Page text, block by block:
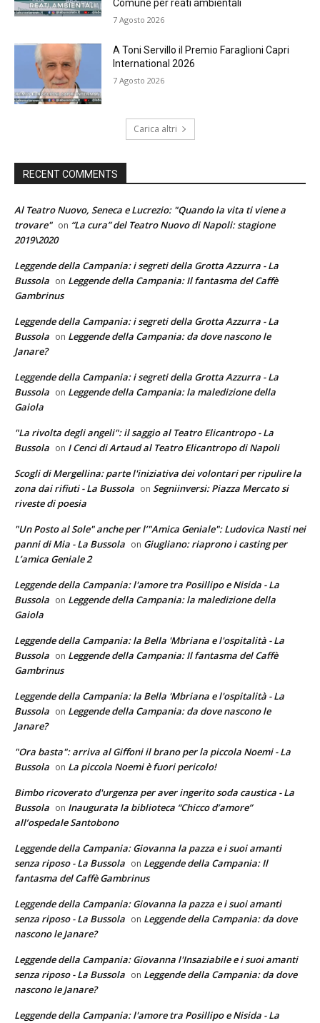
Comune per reati ambientali
7 Agosto 2026
A Toni Servillo il Premio Faraglioni Capri
International 2026
7 Agosto 2026
Carica altri
RECENT COMMENTS
Al Teatro Nuovo, Seneca e Lucrezio: "Quando la vita ti viene a
trovare" on “La cura” del Teatro Nuovo di Napoli: stagione
2019\2020
Leggende della Campania: i segreti della Grotta Azzurra - La
Bussola on Leggende della Campania: Il fantasma del Caffè
Gambrinus
Leggende della Campania: i segreti della Grotta Azzurra - La
Bussola on Leggende della Campania: da dove nascono le
Janare?
Leggende della Campania: i segreti della Grotta Azzurra - La
Bussola on Leggende della Campania: la maledizione della
Gaiola
"La rivolta degli angeli": il saggio al Teatro Elicantropo - La
Bussola on I Cenci di Artaud al Teatro Elicantropo di Napoli
Scogli di Mergellina: parte l'iniziativa dei volontari per ripulire la
zona dai rifiuti - La Bussola on Segniinversi: Piazza Mercato si
riveste di poesia
"Un Posto al Sole" anche per l’"Amica Geniale": Ludovica Nasti nei
panni di Mia - La Bussola on Giugliano: riaprono i casting per
L’amica Geniale 2
Leggende della Campania: l'amore tra Posillipo e Nisida - La
Bussola on Leggende della Campania: la maledizione della
Gaiola
Leggende della Campania: la Bella 'Mbriana e l'ospitalità - La
Bussola on Leggende della Campania: Il fantasma del Caffè
Gambrinus
Leggende della Campania: la Bella 'Mbriana e l'ospitalità - La
Bussola on Leggende della Campania: da dove nascono le
Janare?
"Ora basta": arriva al Giffoni il brano per la piccola Noemi - La
Bussola on La piccola Noemi è fuori pericolo!
Bimbo ricoverato d'urgenza per aver ingerito soda caustica - La
Bussola on Inaugurata la biblioteca “Chicco d’amore”
all’ospedale Santobono
Leggende della Campania: Giovanna la pazza e i suoi amanti
senza riposo - La Bussola on Leggende della Campania: Il
fantasma del Caffè Gambrinus
Leggende della Campania: Giovanna la pazza e i suoi amanti
senza riposo - La Bussola on Leggende della Campania: da dove
nascono le Janare?
Leggende della Campania: Giovanna l'Insaziabile e i suoi amanti
senza riposo - La Bussola on Leggende della Campania: da dove
nascono le Janare?
Leggende della Campania: l'amore tra Posillipo e Nisida - La